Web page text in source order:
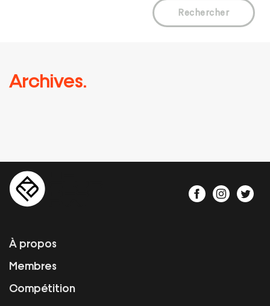
Rechercher
Archives.
À propos
Membres
Compétition